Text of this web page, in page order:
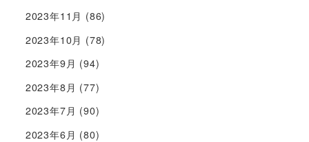
2023年11月 (86)
2023年10月 (78)
2023年9月 (94)
2023年8月 (77)
2023年7月 (90)
2023年6月 (80)